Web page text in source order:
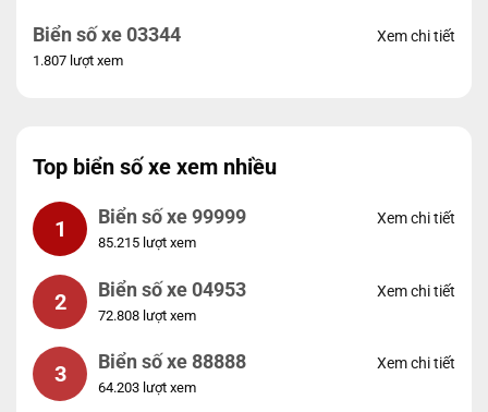
Biển số xe 03344
1.807 lượt xem
Xem chi tiết
Top biển số xe xem nhiều
1 Biển số xe 99999
85.215 lượt xem
Xem chi tiết
2 Biển số xe 04953
72.808 lượt xem
Xem chi tiết
3 Biển số xe 88888
64.203 lượt xem
Xem chi tiết